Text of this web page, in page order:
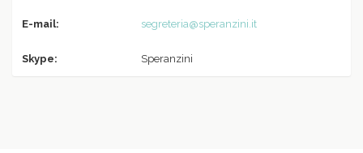
E-mail: segreteria@speranzini.it
Skype: Speranzini